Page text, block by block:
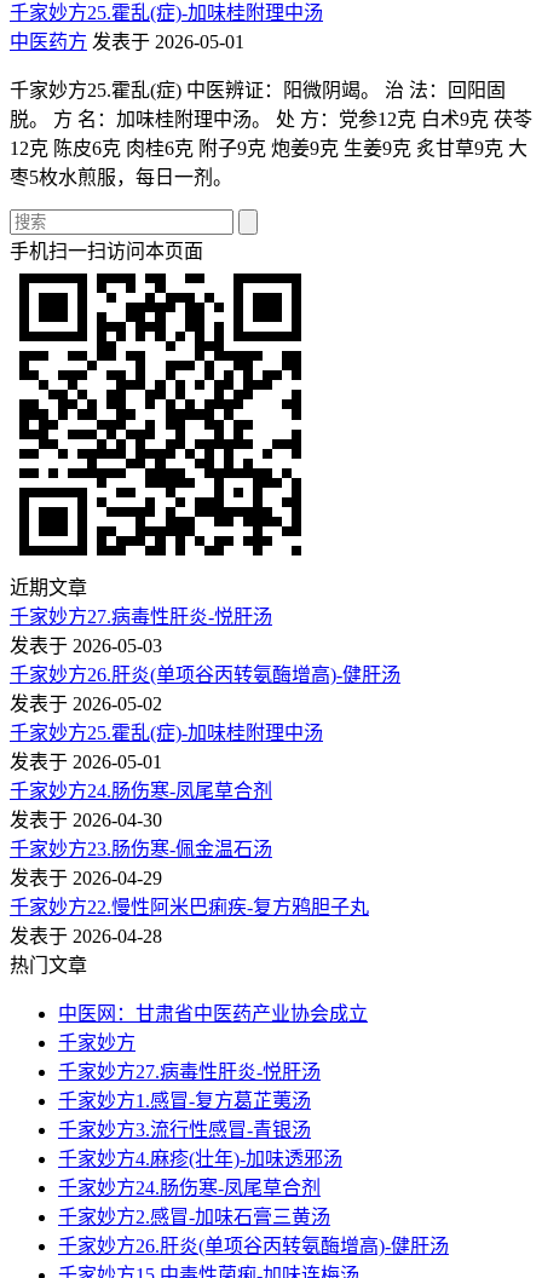
千家妙方25.霍乱(症)-加味桂附理中汤
中医药方 发表于 2026-05-01
千家妙方25.霍乱(症) 中医辨证：阳微阴竭。 治 法：回阳固
脱。 方 名：加味桂附理中汤。 处 方：党参12克 白术9克 茯苓
12克 陈皮6克 肉桂6克 附子9克 炮姜9克 生姜9克 炙甘草9克 大
枣5枚水煎服，每日一剂。
手机扫一扫访问本页面
近期文章
千家妙方27.病毒性肝炎-悦肝汤
发表于 2026-05-03
千家妙方26.肝炎(单项谷丙转氨酶增高)-健肝汤
发表于 2026-05-02
千家妙方25.霍乱(症)-加味桂附理中汤
发表于 2026-05-01
千家妙方24.肠伤寒-凤尾草合剂
发表于 2026-04-30
千家妙方23.肠伤寒-佩金温石汤
发表于 2026-04-29
千家妙方22.慢性阿米巴痢疾-复方鸦胆子丸
发表于 2026-04-28
热门文章
中医网：甘肃省中医药产业协会成立
千家妙方
千家妙方27.病毒性肝炎-悦肝汤
千家妙方1.感冒-复方葛芷荑汤
千家妙方3.流行性感冒-青银汤
千家妙方4.麻疹(壮年)-加味透邪汤
千家妙方24.肠伤寒-凤尾草合剂
千家妙方2.感冒-加味石膏三黄汤
千家妙方26.肝炎(单项谷丙转氨酶增高)-健肝汤